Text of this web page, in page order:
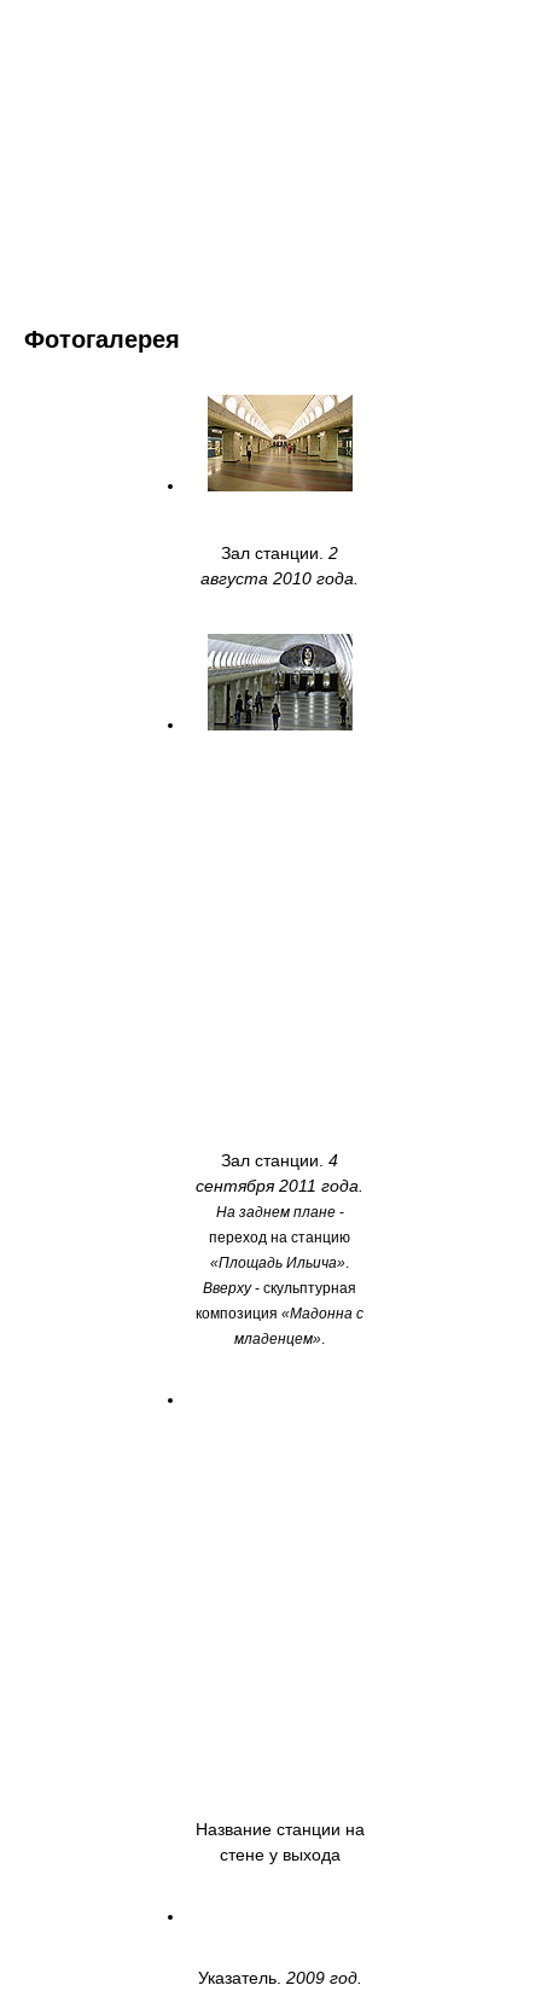
Фотогалерея
Зал станции. 2
августа 2010 года.
Зал станции. 4
сентября 2011 года.
На заднем плане-
переход на станцию
«Площадь Ильича»
Вверху- скульптурная
композиция «Мадонна с
младенцем»
Название станции на
стене у выхода
Указатель. 2009 год.